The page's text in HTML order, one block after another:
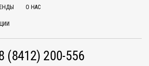
О НАС
(8412) 200-556